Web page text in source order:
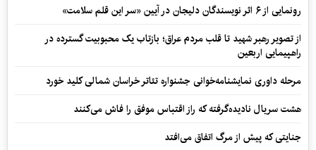
رونمایی از ۶ اثر نویسندگان دلیجان در آیین «سر این قلم سلامت»
از تصویر رهبر شهید تا قلب مردم عراق؛ بازتاب یک محبوبیت گسترده در
راهپیمایی اربعین
مرحله داوری نمایشنامه‌خوانی جشنواره تئاتر خراسان شمالی کلید خورد
هشت سریال نادیده‌گرفته که راز اقتباس موفق را فاش می‌کنند
جنایتی که پیش از مرگ اتفاق می‌افتد